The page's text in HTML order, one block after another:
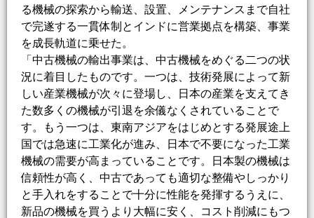
る機械の探索から輸送、設置、メンテナンスまで自社
で完遂する一貫体制とインドに営業拠点を構築、事業
を成長軌道に乗せた。
「中古機械の輸出事業は、中古機械をめぐる二つの状
況に着目したものです。一つは、技術発展によって新
しい産業機械が次々に登場し、日本の産業を支えてき
た数多くの機械が引退を余儀なくされていることで
す。もう一つは、東南アジアをはじめとする発展途上
国では急速に工業化が進み、日本で不要になった工業
機械の需要が高まっていることです。日本製の機械は
信頼性が高く、中古であっても適切な整備やしっかり
と手入れをすることで十分に性能を発揮するうえに、
新品の機械を買うより大幅に安く、コスト削減にもつ